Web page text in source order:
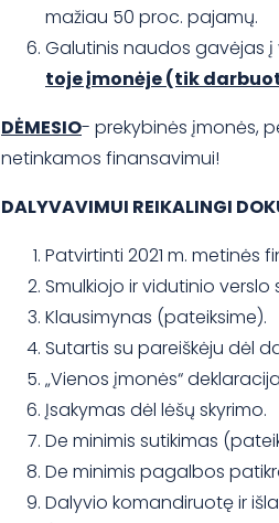
mažiau 50 proc. pajamų.
Galutinis naudos gavėjas
toje įmonėje (tik
DĖMESIO- prekybinės įmonės,
netinkamos finansavimui!
DALYVAVIMUI REIKALINGI
Patvirtinti 2021 m. metinės
Smulkiojo ir vidutinio
Klausimynas (pateiksime).
Sutartis su pareiškėju dėl
„Vienos įmonės“
Įsakymas dėl lėšų skyrimo.
De minimis sutikimas
De minimis pagalbos
Dalyvio komandiruotę ir